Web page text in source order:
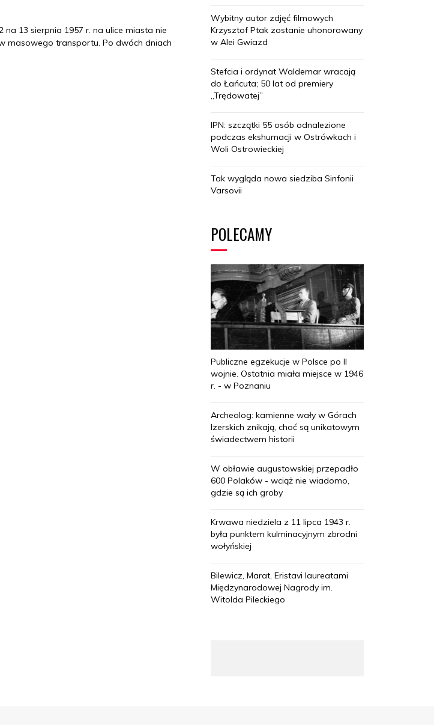
13 sierpnia 1957 r. na ulice miasta nie
masowego transportu. Po dwóch dniach
Wybitny autor zdjęć filmowych
Krzysztof Ptak zostanie uhonorowany
w Alei Gwiazd
Stefcia i ordynat Waldemar wracają
do Łańcuta; 50 lat od premiery
„Trędowatej”
IPN: szczątki 55 osób odnalezione
podczas ekshumacji w Ostrówkach i
Woli Ostrowieckiej
Tak wygląda nowa siedziba Sinfonii
Varsovii
POLECAMY
Publiczne egzekucje w Polsce po II
wojnie. Ostatnia miała miejsce w 1946
r. - w Poznaniu
Archeolog: kamienne wały w Górach
Izerskich znikają, choć są unikatowym
świadectwem historii
W obławie augustowskiej przepadło
600 Polaków - wciąż nie wiadomo,
gdzie są ich groby
Krwawa niedziela z 11 lipca 1943 r.
była punktem kulminacyjnym zbrodni
wołyńskiej
Bilewicz, Marat, Eristavi laureatami
Międzynarodowej Nagrody im.
Witolda Pileckiego